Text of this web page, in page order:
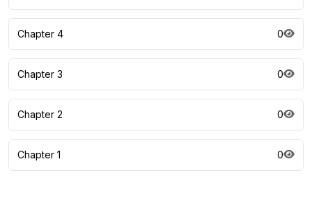
Chapter 4 0
Chapter 3 0
Chapter 2 0
Chapter 1 0